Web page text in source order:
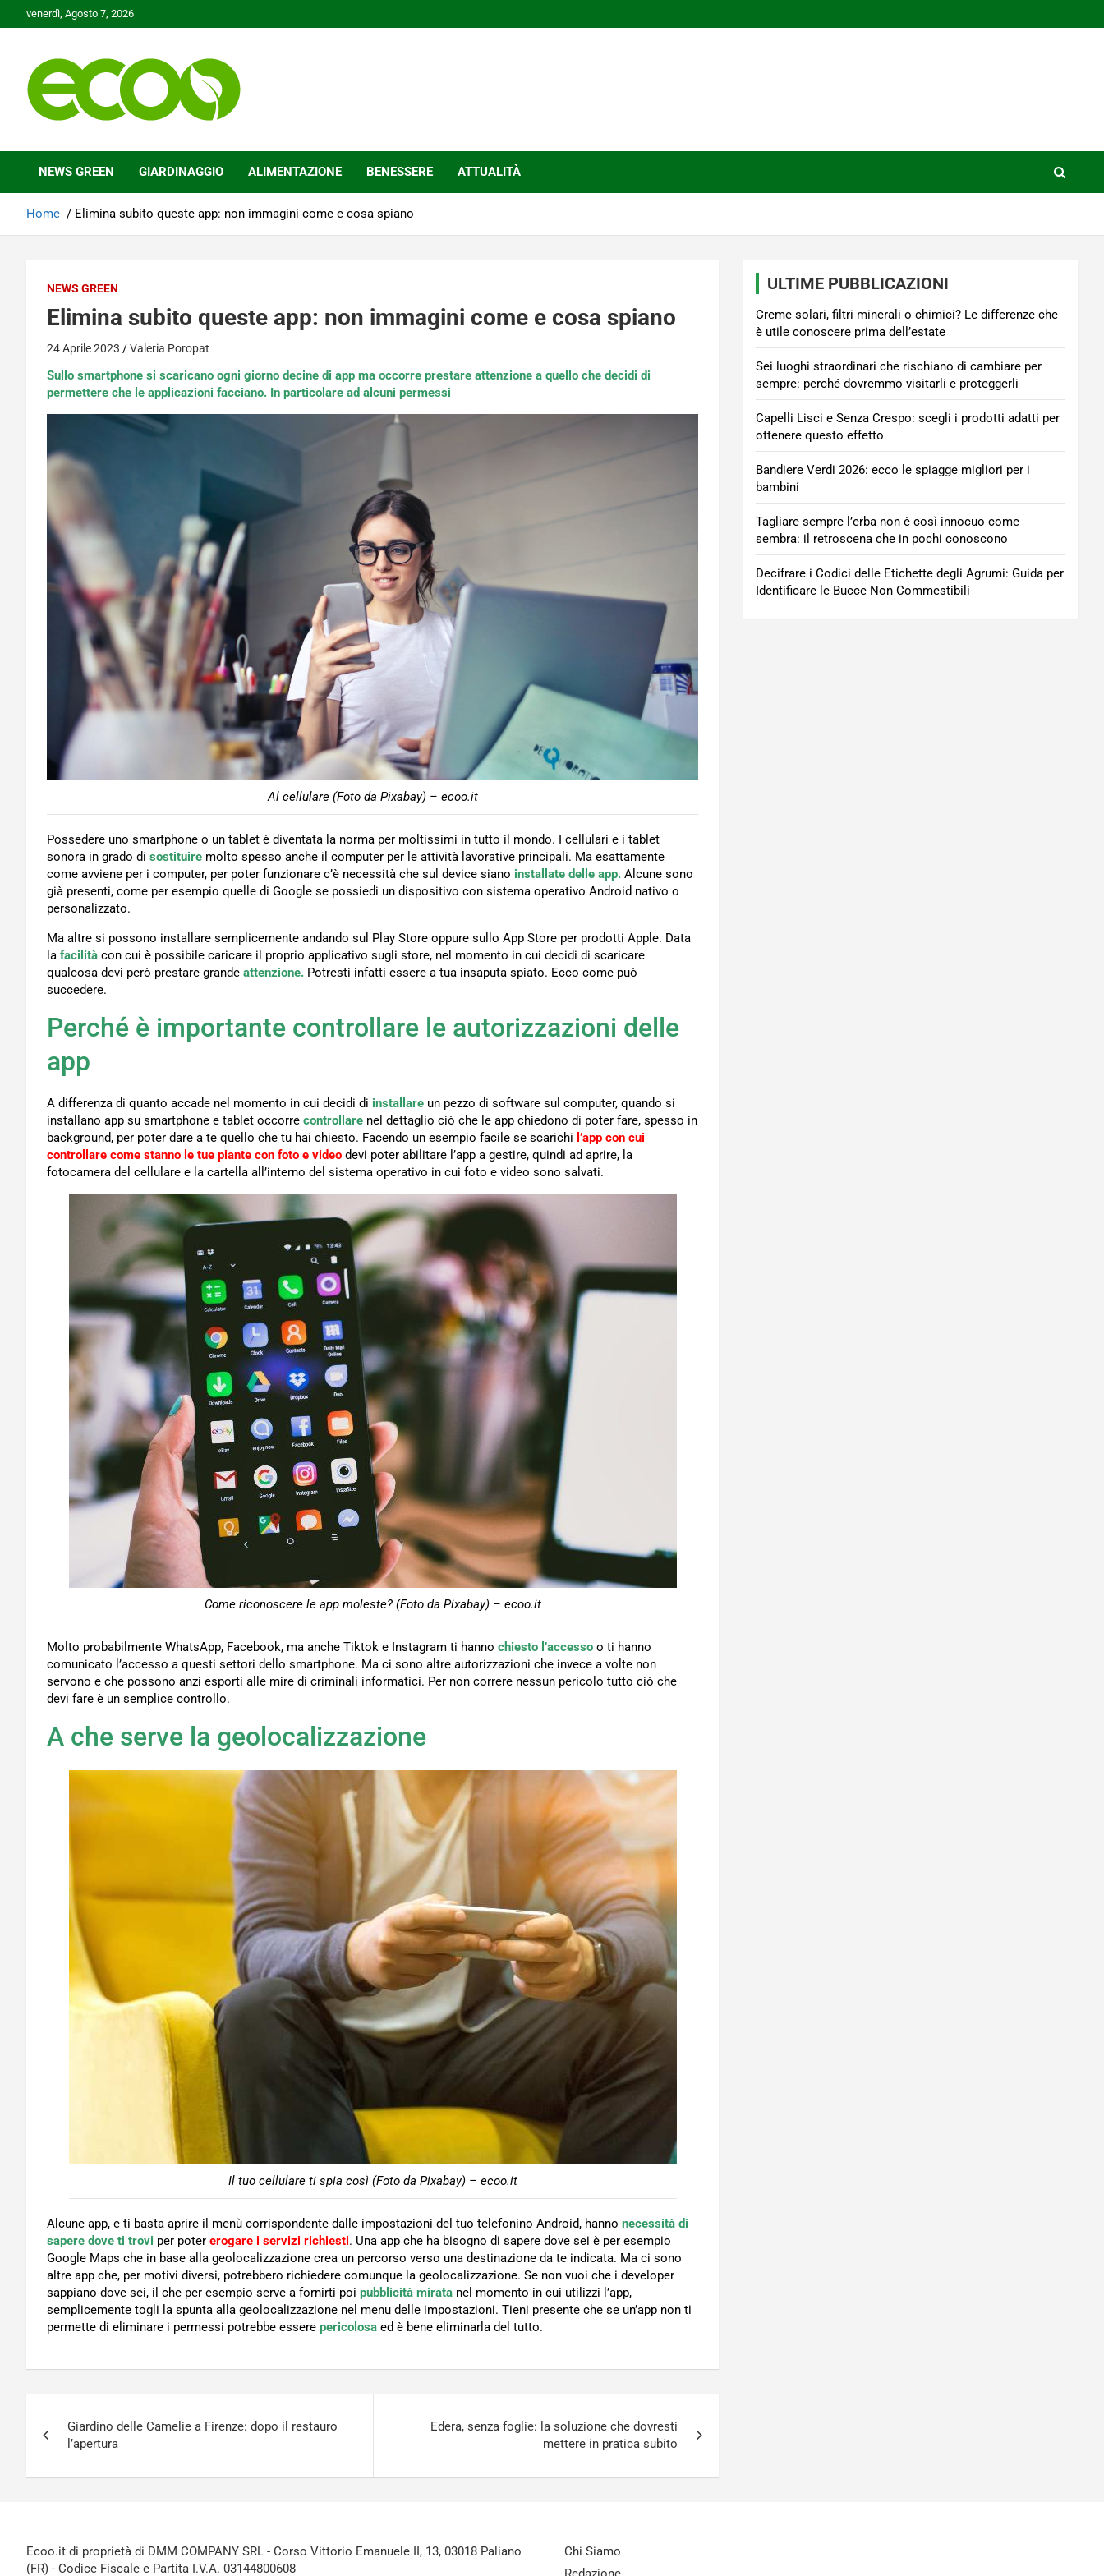
to
venerdì, Agosto 7, 2026
Ecoo.it
NEWS GREEN GIARDINAGGIO ALIMENTAZIONE BENESSERE ATTUALITÀ
Home Elimina subito queste app: non immagini come e cosa spiano
NEWS GREEN
Elimina subito queste app: non immagini come e cosa spiano
24 Aprile 2023 Valeria Poropat
Sullo smartphone si scaricano ogni giorno decine di app ma occorre prestare attenzione a quello che decidi di
permettere che le applicazioni facciano. In particolare ad alcuni permessi
Al cellulare (Foto da Pixabay) – ecoo.it
Possedere uno smartphone o un tablet è diventata la norma per moltissimi in tutto il mondo. I cellulari e i tablet
sonora in grado di sostituire molto spesso anche il computer per le attività lavorative principali. Ma esattamente
come avviene per i computer, per poter funzionare c’è necessità che sul device siano installate delle app. Alcune sono
già presenti, come per esempio quelle di Google se possiedi un dispositivo con sistema operativo Android nativo o
personalizzato.
Ma altre si possono installare semplicemente andando sul Play Store oppure sullo App Store per prodotti Apple. Data
la facilità con cui è possibile caricare il proprio applicativo sugli store, nel momento in cui decidi di scaricare
qualcosa devi però prestare grande attenzione. Potresti infatti essere a tua insaputa spiato. Ecco come può
succedere.
Perché è importante controllare le autorizzazioni delle
app
A differenza di quanto accade nel momento in cui decidi di installare un pezzo di software sul computer, quando si
installano app su smartphone e tablet occorre controllare nel dettaglio ciò che le app chiedono di poter fare, spesso in
background, per poter dare a te quello che tu hai chiesto. Facendo un esempio facile se scarichi l’app con cui
controllare come stanno le tue piante con foto e video devi poter abilitare l’app a gestire, quindi ad aprire, la
fotocamera del cellulare e la cartella all’interno del sistema operativo in cui foto e video sono salvati.
Come riconoscere le app moleste? (Foto da Pixabay) – ecoo.it
Molto probabilmente WhatsApp, Facebook, ma anche Tiktok e Instagram ti hanno chiesto l’accesso o ti hanno
comunicato l’accesso a questi settori dello smartphone. Ma ci sono altre autorizzazioni che invece a volte non
servono e che possono anzi esporti alle mire di criminali informatici. Per non correre nessun pericolo tutto ciò che
devi fare è un semplice controllo.
A che serve la geolocalizzazione
Il tuo cellulare ti spia così (Foto da Pixabay) – ecoo.it
Alcune app, e ti basta aprire il menù corrispondente dalle impostazioni del tuo telefonino Android, hanno necessità di
sapere dove ti trovi per poter erogare i servizi richiesti. Una app che ha bisogno di sapere dove sei è per esempio
Google Maps che in base alla geolocalizzazione crea un percorso verso una destinazione da te indicata. Ma ci sono
altre app che, per motivi diversi, potrebbero richiedere comunque la geolocalizzazione. Se non vuoi che i developer
sappiano dove sei, il che per esempio serve a fornirti poi pubblicità mirata nel momento in cui utilizzi l’app,
semplicemente togli la spunta alla geolocalizzazione nel menu delle impostazioni. Tieni presente che se un’app non ti
permette di eliminare i permessi potrebbe essere pericolosa ed è bene eliminarla del tutto.
articoli
Giardino delle Camelie a Firenze: dopo il restauro
l’apertura
Edera, senza foglie: la soluzione che dovresti
mettere in pratica subito
ULTIME PUBBLICAZIONI
Creme solari, filtri minerali o chimici? Le differenze che
è utile conoscere prima dell’estate
Sei luoghi straordinari che rischiano di cambiare per
sempre: perché dovremmo visitarli e proteggerli
Capelli Lisci e Senza Crespo: scegli i prodotti adatti per
ottenere questo effetto
Bandiere Verdi 2026: ecco le spiagge migliori per i
bambini
Tagliare sempre l’erba non è così innocuo come
sembra: il retroscena che in pochi conoscono
Decifrare i Codici delle Etichette degli Agrumi: Guida per
Identificare le Bucce Non Commestibili
Ecoo.it di proprietà di DMM COMPANY SRL - Corso Vittorio Emanuele II, 13, 03018 Paliano
(FR) - Codice Fiscale e Partita I.V.A. 03144800608
Chi Siamo